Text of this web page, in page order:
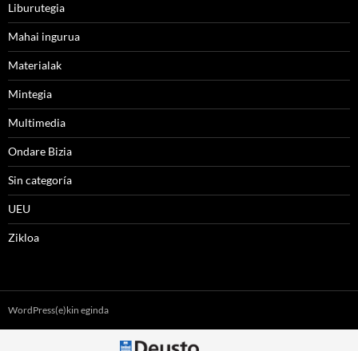
Liburutegia
Mahai ingurua
Materialak
Mintegia
Multimedia
Ondare Bizia
Sin categoría
UEU
Zikloa
WordPress(e)kin eginda